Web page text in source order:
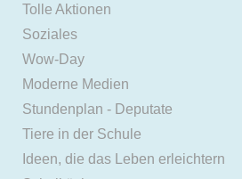
Tolle Aktionen
Soziales
Wow-Day
Moderne Medien
Stundenplan - Deputate
Tiere in der Schule
Ideen, die das Leben erleichtern